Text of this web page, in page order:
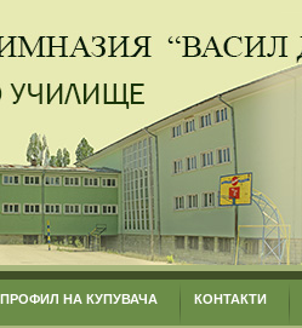
ПРОФИЛ НА КУПУВАЧА КОНТАКТИ